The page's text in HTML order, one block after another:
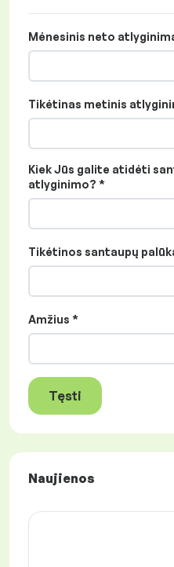
Mėnesinis neto
Tikėtinas metinis
Kiek Jūs galite atidėti
atlyginimo? *
Tikėtinos santaupų
Amžius *
Tęsti
Naujienos